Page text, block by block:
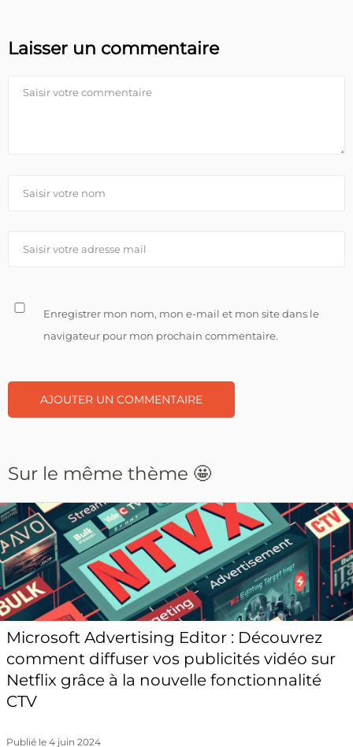
Laisser un commentaire
Enregistrer mon nom, mon e-mail et mon site dans le
navigateur pour mon prochain commentaire.
Sur le même thème 🤩
Microsoft Advertising Editor : Découvrez
comment diffuser vos publicités vidéo sur
Netflix grâce à la nouvelle fonctionnalité
CTV
Publié le 4 juin 2024